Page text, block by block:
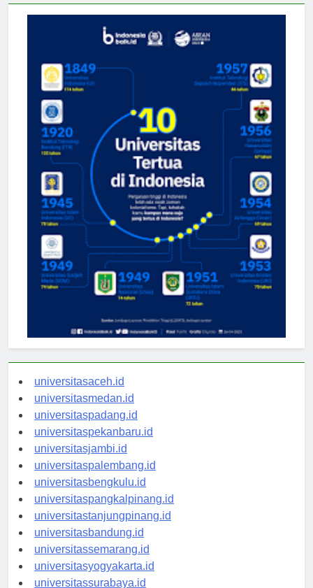
universitasaceh.id
universitasmedan.id
universitaspadang.id
universitaspekanbaru.id
universitasjambi.id
universitaspalembang.id
universitasbengkulu.id
universitaspangkalpinang.id
universitastanjungpinang.id
universitasbandung.id
universitassemarang.id
universitasyogyakarta.id